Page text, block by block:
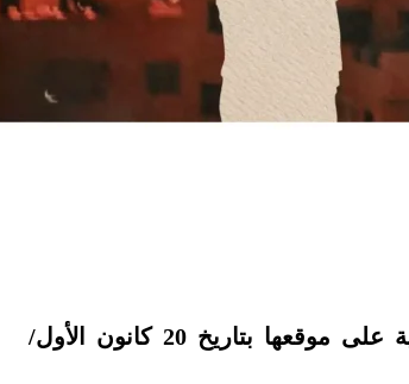
طُرِحَ هذا المقال في نشرة الصحفية الإخبارية على موقعها بتاريخ 20 كانون الأول/